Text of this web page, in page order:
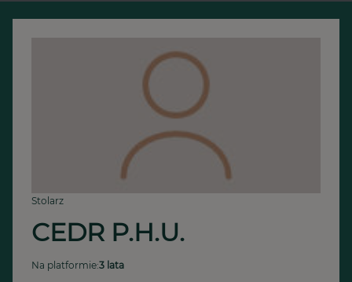
Stolarz
CEDR P.H.U.
Na platformie:3 lata